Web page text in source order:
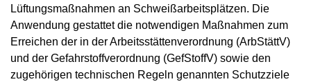
Lüftungsmaßnahmen an Schweißarbeitsplätzen. Die
Anwendung gestattet die notwendigen Maßnahmen zum
Erreichen der in der Arbeitsstättenverordnung (ArbStättV)
und der Gefahrstoffverordnung (GefStoffV) sowie den
zugehörigen technischen Regeln genannten Schutzziele